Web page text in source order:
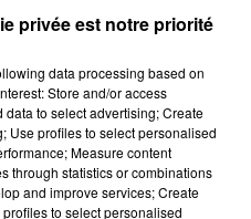
ou en lien avec les
pour voir l’éclipse
Metz part à la recherche de...
privée est notre priorité
data processing based on
Store and/or access
to select advertising; Create
Use profiles to select personalised
Measure content
through statistics or combinations
and improve services; Create
to select personalised